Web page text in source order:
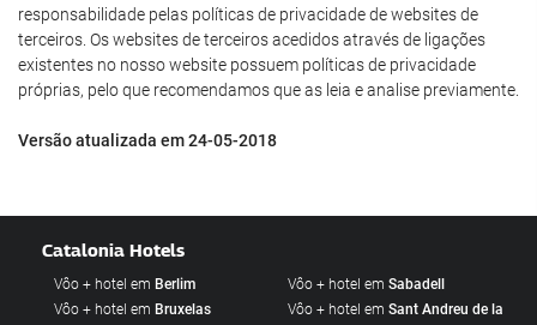
responsabilidade pelas políticas de privacidade de websites de
terceiros. Os websites de terceiros acedidos através de ligações
existentes no nosso website possuem políticas de privacidade
próprias, pelo que recomendamos que as leia e analise previamente.
Versão atualizada em 24-05-2018
Catalonia Hotels
Vôo + hotel em Berlim
Vôo + hotel em Bruxelas
Vôo + hotel em Sabadell
Vôo + hotel em Sant Andreu de la